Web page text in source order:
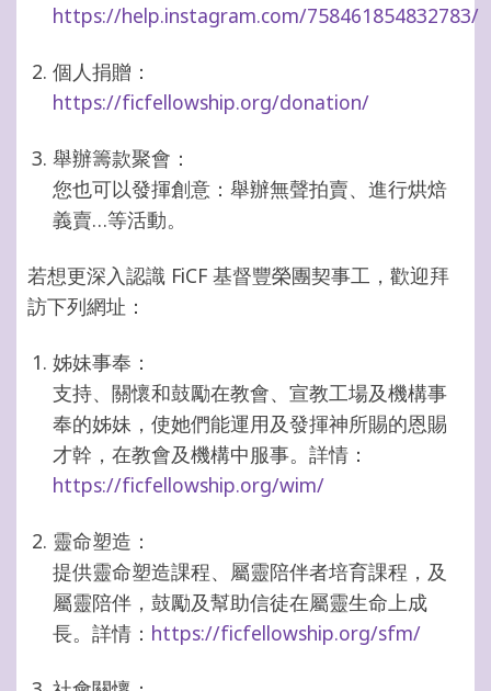
https://help.instagram.com/758461854832783/
個人捐贈：
https://ficfellowship.org/donation/
舉辦籌款聚會：
您也可以發揮創意：舉辦無聲拍賣、進行烘焙
義賣…等活動。
若想更深入認識 FiCF 基督豐榮團契事工，歡迎拜
訪下列網址：
姊妹事奉：
支持、關懷和鼓勵在教會、宣教工場及機構事
奉的姊妹，使她們能運用及發揮神所賜的恩賜
才幹，在教會及機構中服事。詳情：
https://ficfellowship.org/wim/
靈命塑造：
提供靈命塑造課程、屬靈陪伴者培育課程，及
屬靈陪伴，鼓勵及幫助信徒在屬靈生命上成
長。詳情： https://ficfellowship.org/sfm/